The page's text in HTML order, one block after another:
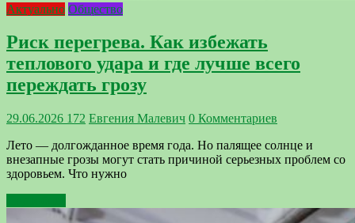
Актуально Общество
Риск перегрева. Как избежать
теплового удара и где лучше всего
переждать грозу
29.06.2026 172 Евгения Малевич 0 Комментариев
Лето — долгожданное время года. Но палящее солнце и
внезапные грозы могут стать причиной серьезных проблем со
здоровьем. Что нужно